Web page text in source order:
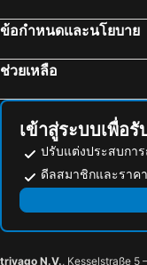
ระยอง, ภาคตะวันออก โร
ภูเก็ตทาวน์, ภาคใต้ โรงแ
ข้อกำหนดและนโยบาย
ช่วยเหลือ
เข้าสู่ระบบเพื่อ
ปรับแต่งประสบกา
ดีลสมาชิกและราค
trivago N.V., Kesselstraße 5